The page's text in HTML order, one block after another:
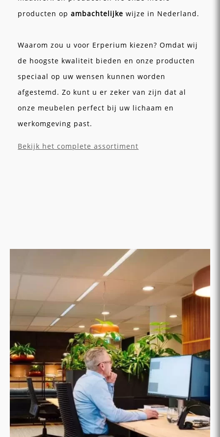
producten opambachtelijke wijze in Nederland.
Waarom zou u voor Erperium kiezen? Omdat wij
de hoogste kwaliteit bieden en onze producten
speciaal op uw wensen kunnen worden
afgestemd. Zo kunt u er zeker van zijn dat al
onze meubelen perfect bij uw lichaam en
werkomgeving past.
Bekijk het complete assortiment